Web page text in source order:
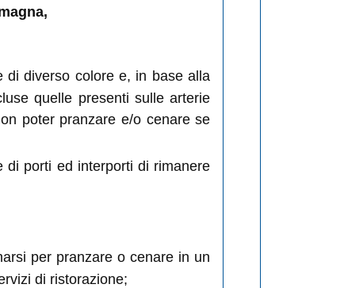
di diverso colore e, in base alla
quelle presenti sulle arterie
poter pranzare e/o cenare se
di porti ed interporti di rimanere
per pranzare o cenare in un
di ristorazione;